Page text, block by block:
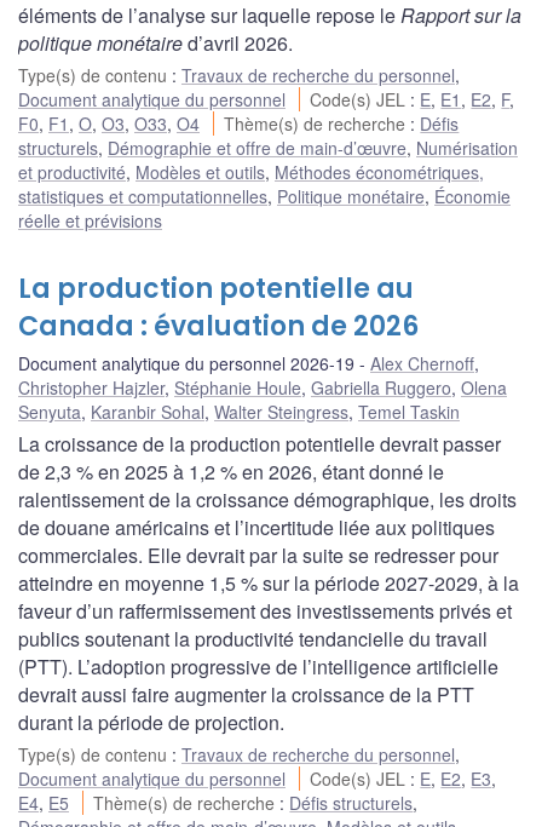
éléments de l’analyse sur laquelle repose leRapport sur la
politique monétaired’avril 2026.
Type(s) de contenu : Travaux de recherche du personnel,
Document analytique du personnel
Code(s) JEL : E, E1 , E2, F,
F0, F1 , O, O3, O33, O4 Thème(s) de recherche : Défis
structurels, Démographie et offre de main-d’œuvre, Numérisation
et productivité, Modèles et outils, Méthodes économétriques,
statistiques et computationnelles, Politique monétaire, Économie
réelle et prévisions
La production potentielle au
Canada : évaluation de 2026
Document analytique du personnel 2026-19 Alex Chernoff,
Christopher Hajzler, Stéphanie Houle, Gabriella Ruggero, Olena
Senyuta, Karanbir Sohal, Walter Steingress, Temel Taskin
La croissance de la production potentielle devrait passer
de 2,3 % en 2025 à 1,2 % en 2026, étant donné le
ralentissement de la croissance démographique, les droits
de douane américains et l’incertitude liée aux politiques
commerciales. Elle devrait par la suite se redresser pour
atteindre en moyenne 1,5 % sur la période 2027-2029, à la
faveur d’un raffermissement des investissements privés et
publics soutenant la productivité tendancielle du travail
(PTT). L’adoption progressive de l’intelligence artificielle
devrait aussi faire augmenter la croissance de la PTT
durant la période de projection.
Type(s) de contenu : Travaux de recherche du personnel,
Document analytique du personnel
Code(s) JEL : E, E2, E3,
E4, E5 Thème(s) de recherche : Défis structurels,